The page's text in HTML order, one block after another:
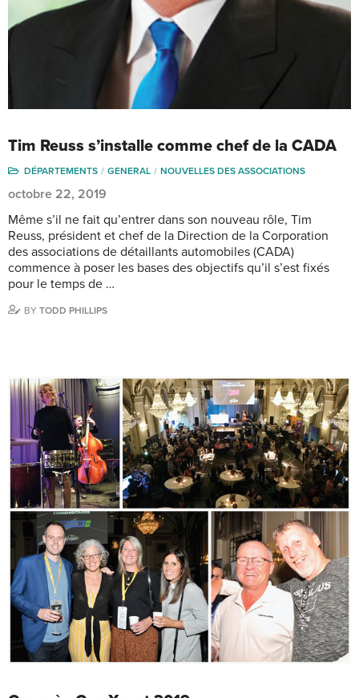
Tim Reuss s’installe comme chef de la CADA
DÉPARTEMENTS GENERAL NOUVELLES DES ASSOCIATIONS
octobre 22, 2019
Même s’il ne fait qu’entrer dans son nouveau rôle, Tim
Reuss, président et chef de la Direction de la Corporation
des associations de détaillants automobiles (CADA)
commence à poser les bases des objectifs qu’il s’est fixés
pour le temps de …
BY TODD PHILLIPS